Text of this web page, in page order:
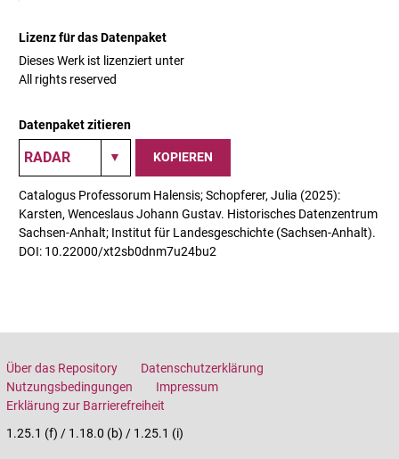
Lizenz für das Datenpaket
Dieses Werk ist lizenziert unter
All rights reserved
Datenpaket zitieren
KOPIEREN
Catalogus Professorum Halensis; Schopferer, Julia (2025):
Karsten, Wenceslaus Johann Gustav. Historisches Datenzentrum
Sachsen-Anhalt; Institut für Landesgeschichte (Sachsen-Anhalt).
DOI: 10.22000/xt2sb0dnm7u24bu2
Über das Repository
Datenschutzerklärung
Nutzungsbedingungen
Impressum
Erklärung zur Barrierefreiheit
1.25.1 (f) / 1.18.0 (b) / 1.25.1 (i)